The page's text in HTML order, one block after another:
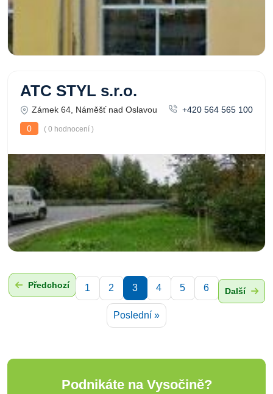
ATC STYL s.r.o.
Zámek 64, Náměšť nad Oslavou
+420 564 565 100
0
( 0 hodnocení )
Předchozí 1 2 3 4 5 6 Další
Poslední »
Podnikáte na Vysočině?